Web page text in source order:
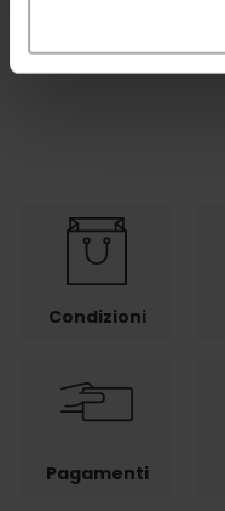
Condizioni
Pagamenti